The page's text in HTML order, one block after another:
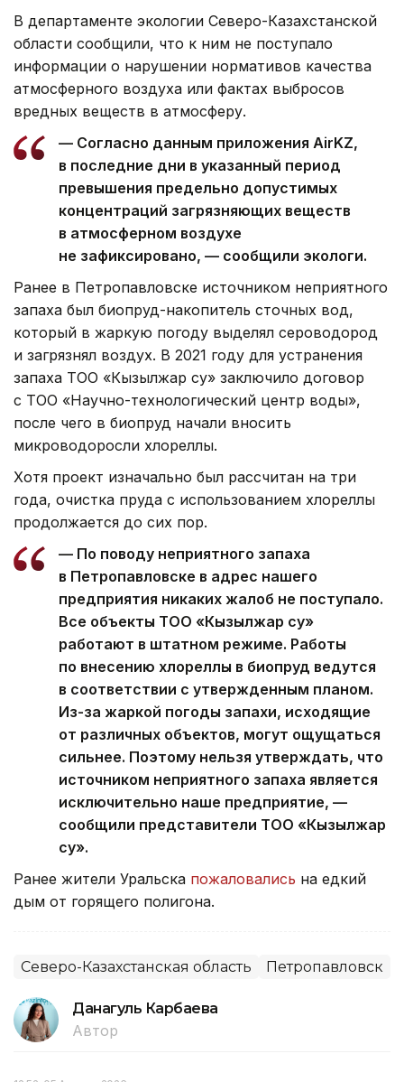
В департаменте экологии Северо-Казахстанской
области сообщили, что к ним не поступало
информации о нарушении нормативов качества
атмосферного воздуха или фактах выбросов
вредных веществ в атмосферу.
— Согласно данным приложения AirKZ,
в последние дни в указанный период
превышения предельно допустимых
концентраций загрязняющих веществ
в атмосферном воздухе
не зафиксировано, — сообщили экологи.
Ранее в Петропавловске источником неприятного
запаха был биопруд-накопитель сточных вод,
который в жаркую погоду выделял сероводород
и загрязнял воздух. В 2021 году для устранения
запаха ТОО «Кызылжар су» заключило договор
с ТОО «Научно-технологический центр воды»,
после чего в биопруд начали вносить
микроводоросли хлореллы.
Хотя проект изначально был рассчитан на три
года, очистка пруда с использованием хлореллы
продолжается до сих пор.
— По поводу неприятного запаха
в Петропавловске в адрес нашего
предприятия никаких жалоб не поступало.
Все объекты ТОО «Кызылжар су»
работают в штатном режиме. Работы
по внесению хлореллы в биопруд ведутся
в соответствии с утвержденным планом.
Из-за жаркой погоды запахи, исходящие
от различных объектов, могут ощущаться
сильнее. Поэтому нельзя утверждать, что
источником неприятного запаха является
исключительно наше предприятие, —
сообщили представители ТОО «Кызылжар
су».
Ранее жители Уральска пожаловались на едкий
дым от горящего полигона.
Северо-Казахстанская область Петропавловск
Данагуль Карбаева
Автор